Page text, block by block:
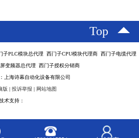
Top
子PLC模块总代理 西门子CPU模块代理商 西门子电缆代理
变频器总代理 西门子授权分销商
上海诗幕自动化设备有限公司
版 | 投诉举报 | 网站地图
术支持：